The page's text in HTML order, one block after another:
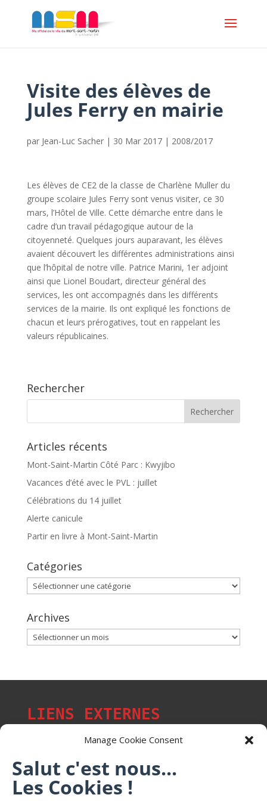
Manage Cookie Consent
Salut c'est nous...
Les Cookies !
Visite des élèves de
Jules Ferry en mairie
par Jean-Luc Sacher| 30 Mar 2017| 2008/2017
Les élèves de CE2 de la classe de Charlène Muller du
groupe scolaire Jules Ferry sont venus visiter, ce 30
mars, l’Hôtel de Ville. Cette démarche entre dans le
cadre d’un travail pédagogique autour de la
citoyenneté. Quelques jours auparavant, les élèves
avaient découvert les différentes administrations ainsi
que l’hôpital de notre ville. Patrice Marini, 1er adjoint
ainsi que Lionel Boudart, directeur général des
services, les ont accompagnés dans les différents
services de la mairie. Ils ont expliqué les fonctions de
chacun et leurs prérogatives, tout en rappelant les
valeurs républicaines.
Rechercher
Articles récents
Mont-Saint-Martin Côté Parc : Kwyjibo
Vacances d’été avec le PVL : juillet
Célébrations du 14 juillet
Alerte canicule
Partir en livre à Mont-Saint-Martin
Catégories
Catégories
Archives
Archives
LIENS EXTERNES
Les p'tits citoyens de Mont-Saint-Martin
Trail Saintmartinois Daniel FEITE